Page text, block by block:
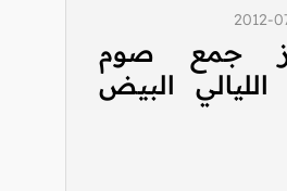
جمع صوم
البيض